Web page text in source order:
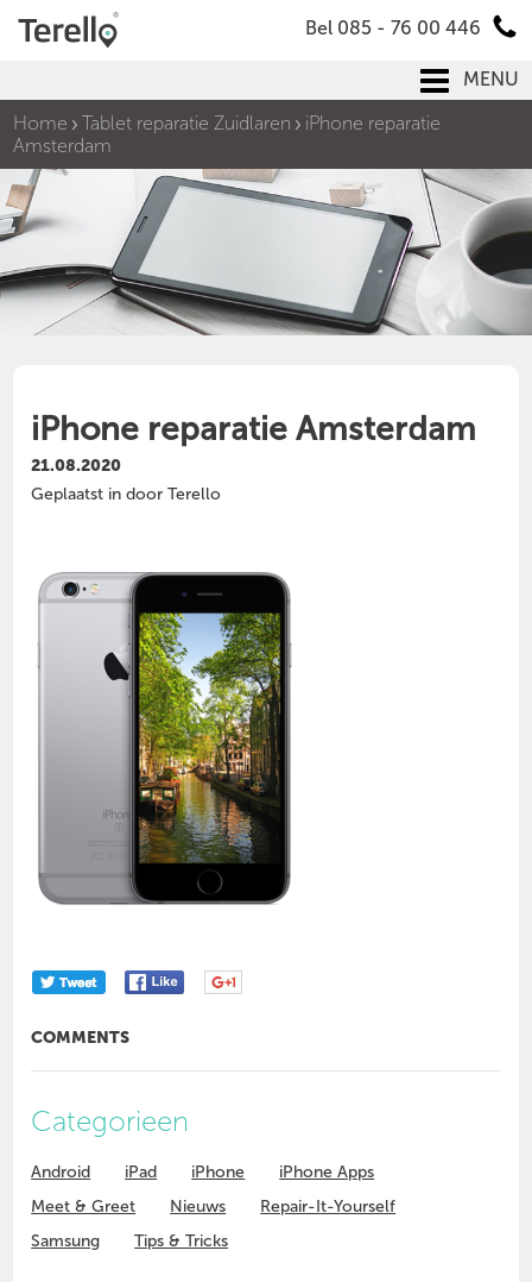
Bel 085 - 76 00 446
MENU
Home
Tablet reparatie Zuidlaren
iPhone reparatie
Amsterdam
iPhone reparatie Amsterdam
21.08.2020
Geplaatst in door Terello
COMMENTS
Categorieen
Android iPad iPhone
iPhone Apps
Meet & Greet
Nieuws
Repair-It-Yourself
Samsung
Tips & Tricks